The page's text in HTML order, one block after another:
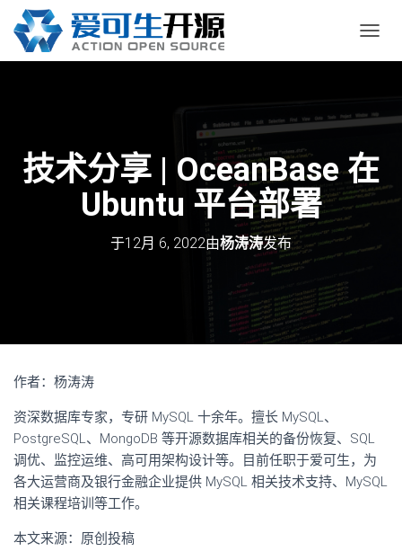
换
技术分享 | OceanBase 在
Ubuntu 平台部署
于12月 6, 2022由杨涛涛发布
作者：杨涛涛
资深数据库专家，专研 MySQL 十余年。擅长 MySQL、
PostgreSQL、MongoDB 等开源数据库相关的备份恢复、SQL
调优、监控运维、高可用架构设计等。目前任职于爱可生，为
各大运营商及银行金融企业提供 MySQL 相关技术支持、MySQL
相关课程培训等工作。
本文来源：原创投稿